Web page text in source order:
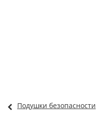
Подушки безопасности